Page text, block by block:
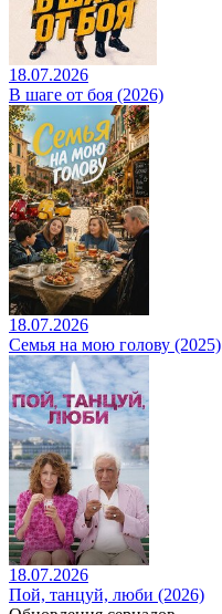
18.07.2026
В шаге от боя (2026)
18.07.2026
Семья на мою голову (2025)
18.07.2026
Пой, танцуй, люби (2026)